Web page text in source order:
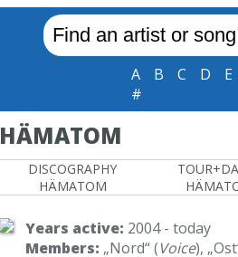
A B C D E
#
HÄMATOM
DISCOGRAPHY
HÄMATOM
Years active: 2004 - today
Members: „Nord“ (Voice),